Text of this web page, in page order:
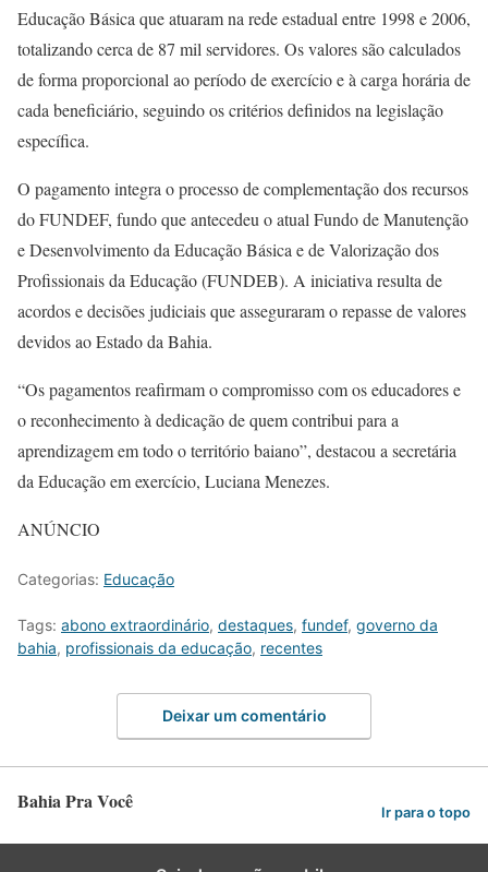
Educação Básica que atuaram na rede estadual entre 1998 e 2006,
totalizando cerca de 87 mil servidores. Os valores são calculados
de forma proporcional ao período de exercício e à carga horária de
cada beneficiário, seguindo os critérios definidos na legislação
específica.
O pagamento integra o processo de complementação dos recursos
do FUNDEF, fundo que antecedeu o atual Fundo de Manutenção
e Desenvolvimento da Educação Básica e de Valorização dos
Profissionais da Educação (FUNDEB). A iniciativa resulta de
acordos e decisões judiciais que asseguraram o repasse de valores
devidos ao Estado da Bahia.
“Os pagamentos reafirmam o compromisso com os educadores e
o reconhecimento à dedicação de quem contribui para a
aprendizagem em todo o território baiano”, destacou a secretária
da Educação em exercício, Luciana Menezes.
ANÚNCIO
Categorias: Educação
Tags: abono extraordinário, destaques, fundef, governo da
bahia, profissionais da educação, recentes
Deixar um comentário
Bahia Pra Você Ir para o topo